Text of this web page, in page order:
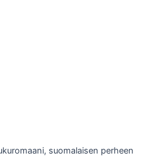
suomalaisen perheen